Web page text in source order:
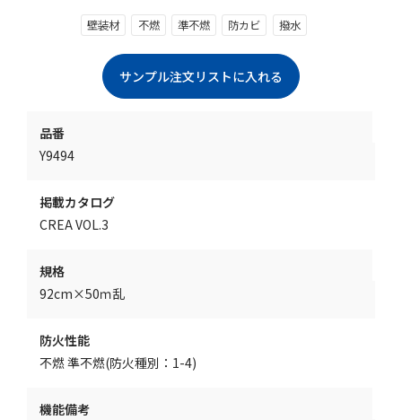
壁装材 不燃 準不燃 防カビ 撥水
品番
Y9494
掲載カタログ
CREA VOL.3
規格
92cm×50ｍ乱
防火性能
不燃 準不燃(防火種別：1-4)
機能備考